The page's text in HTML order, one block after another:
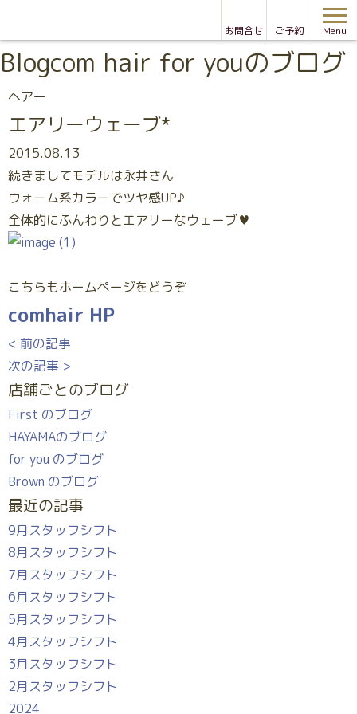
お問合せ ご予約 Menu
Blogcom hair for youのブログ
ヘアー
エアリーウェーブ*
2015.08.13
続きましてモデルは永井さん
ウォーム系カラーでツヤ感UP♪
全体的にふんわりとエアリーなウェーブ♥
こちらもホームページをどうぞ
comhair HP
< 前の記事
次の記事 >
店舗ごとのブログ
First のブログ
HAYAMAのブログ
for you のブログ
Brown のブログ
最近の記事
9月スタッフシフト
8月スタッフシフト
7月スタッフシフト
6月スタッフシフト
5月スタッフシフト
4月スタッフシフト
3月スタッフシフト
2月スタッフシフト
2024